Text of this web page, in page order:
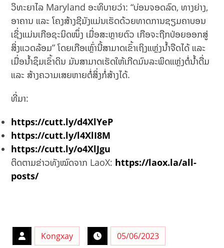
ວິທະຍາໄລ Maryland ອະທິບາຍວ່າ: “ບ່ອນຈອດລົດ, ທາງຍ່າງ,
ອາຄານ ແລະ ໂຄງສ້າງຊີມັງແມ່ນເຮັດດ້ວຍທາດການຊຽມຄາບອນ
ເຊິ່ງແມ່ນເກືອຊະນິດໜຶ່ງ ເມື່ອສະຫຼາຍຕົວ ເກືອຈະຖືກປ່ອຍອອກສູ່
ສິ່ງແວດລ້ອມ” ໂດຍເກືອເຫຼົ່ານີ້ສາມາດເຂົ້າເຖິງແຫຼ່ງນໍ້າຈືດໄດ້ ແລະ ​
ເມື່ອ​ນ້ຳ​ຊຶມເຂົ້າ​ດິນ ມັນສາມາດເຮັດໃຫ້ເກີດມົນລະພິດແຫຼ່ງຕໍ່ນໍ້າດື່ມ
ແລະ ສ້າງຄວາມເສຍຫາຍຕໍ່ສິ່ງກໍ່ສ້າງໄດ້.
ທີ່ມາ:
https://cutt.ly/d4XlYeP
https://cutt.ly/l4XlI8M
https://cutt.ly/o4XlJgu
ຕິດຕາມຂ່າວທັງໝົດຈາກ LaoX: https://laox.la/all-
posts/
Kongxay 05/06/2023